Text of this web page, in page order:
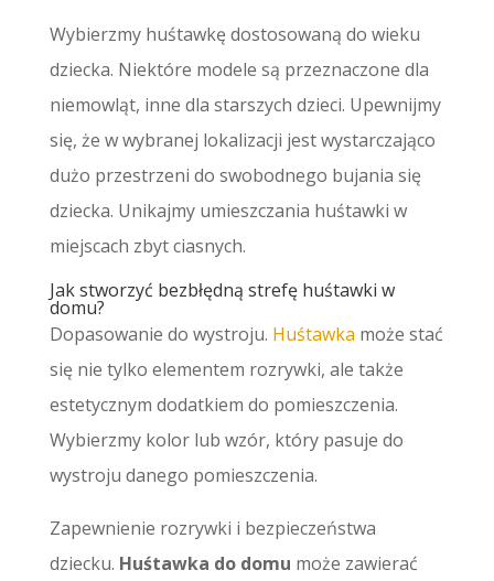
Wybierzmy huśtawkę dostosowaną do wieku
dziecka. Niektóre modele są przeznaczone dla
niemowląt, inne dla starszych dzieci. Upewnijmy
się, że w wybranej lokalizacji jest wystarczająco
dużo przestrzeni do swobodnego bujania się
dziecka. Unikajmy umieszczania huśtawki w
miejscach zbyt ciasnych.
Jak stworzyć bezbłędną strefę huśtawki w
domu?
Dopasowanie do wystroju. Huśtawka może stać
się nie tylko elementem rozrywki, ale także
estetycznym dodatkiem do pomieszczenia.
Wybierzmy kolor lub wzór, który pasuje do
wystroju danego pomieszczenia.
Zapewnienie rozrywki i bezpieczeństwa
dziecku. Huśtawka do domu może zawierać